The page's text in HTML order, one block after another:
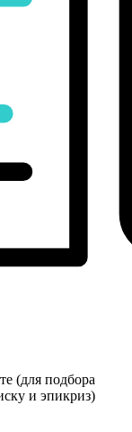
(для подбора
и эпикриз)